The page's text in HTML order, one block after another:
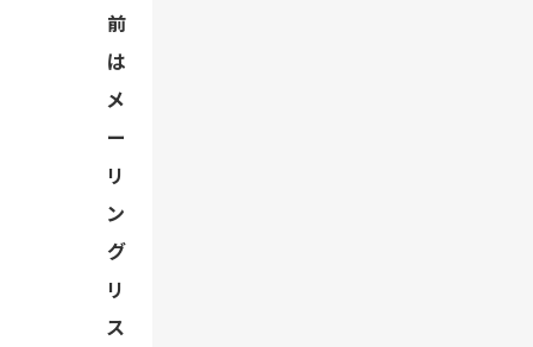
前
は
メ
ー
リ
ン
グ
リ
ス